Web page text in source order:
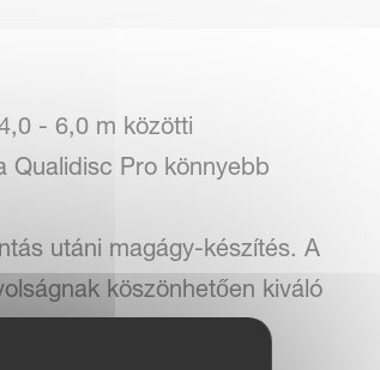
- 6,0 m közötti
Qualidisc Pro könnyebb
utáni magágy-készítés. A
köszönhetően kiváló